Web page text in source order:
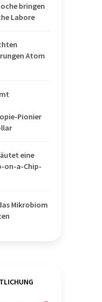
bringen
Labore
Atom
Pionier
eine
on-a-Chip-
Mikrobiom